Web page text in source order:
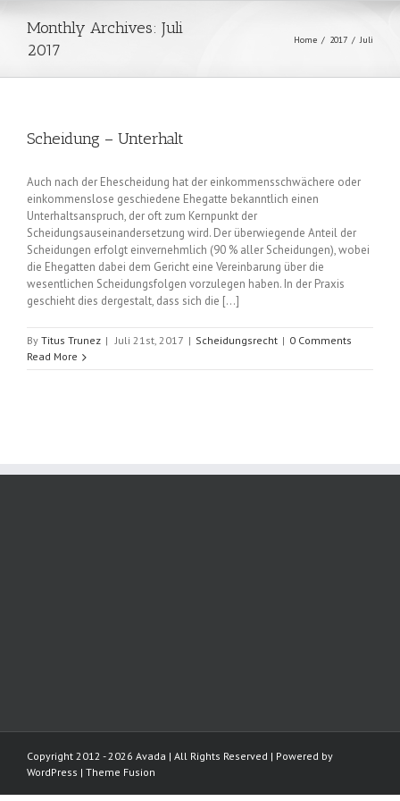
Monthly Archives: Juli
2017
Home / 2017 / Juli
Scheidung – Unterhalt
Auch nach der Ehescheidung hat der einkommensschwächere oder
einkommenslose geschiedene Ehegatte bekanntlich einen
Unterhaltsanspruch, der oft zum Kernpunkt der
Scheidungsauseinandersetzung wird. Der überwiegende Anteil der
Scheidungen erfolgt einvernehmlich (90 % aller Scheidungen), wobei
die Ehegatten dabei dem Gericht eine Vereinbarung über die
wesentlichen Scheidungsfolgen vorzulegen haben. In der Praxis
geschieht dies dergestalt, dass sich die [...]
By Titus Trunez | Juli 21st, 2017 | Scheidungsrecht | 0 Comments
Read More
Copyright 2012 - 2026 Avada | All Rights Reserved | Powered by
WordPress | Theme Fusion